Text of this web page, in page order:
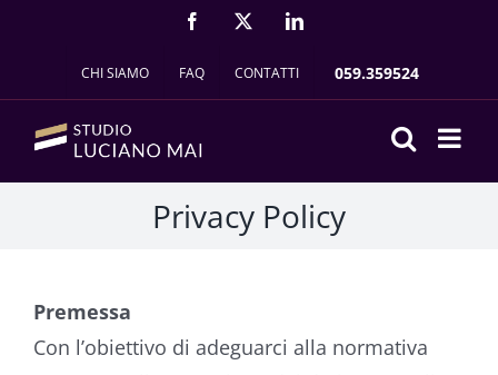
FACEBOOK LINKEDIN
CHI SIAMO FAQ CONTATTI 059.359524
Privacy Policy
Premessa
Con l’obiettivo di adeguarci alla normativa